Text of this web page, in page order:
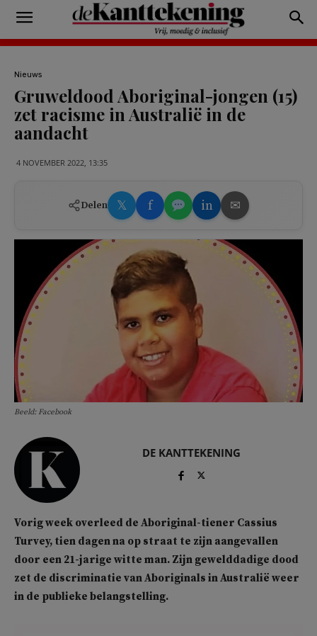
Nieuws
Gruweldood Aboriginal-jongen (15)
zet racisme in Australië in de
aandacht
4 NOVEMBER 2022, 13:35
Delen 𝕏 f in ✉
Beeld: Facebook
DE KANTTEKENING
Vorig week overleed de Aboriginal-tiener Cassius
Turvey, tien dagen na op straat te zijn aangevallen
door een 21-jarige witte man. Zijn gewelddadige dood
zet de discriminatie van Aboriginals in Australië weer
in de publieke belangstelling.